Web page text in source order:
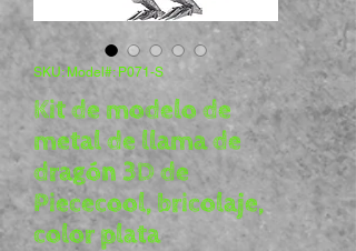
SKU: Model#: P071-S
Kit de modelo de
metal de llama de
dragón 3D de
Piececool, bricolaje,
color plata